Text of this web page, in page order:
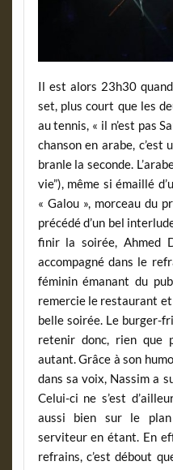
Il est alors 23h30
set, plus court que les
au tennis, « il n’est pas
chanson en arabe, c’est
branle la seconde.
vie”), même si émaillé
« Galou », morceau du
précédé d’un bel
finir la soirée, Ahmed
accompagné dans le
féminin émanant du
remercie le restaurant et
belle soirée. Le burger-
retenir donc, rien que
autant. Grâce à son
dans sa voix, Nassim a
Celui-ci ne s’est
aussi bien sur le
serviteur en étant. En
refrains, c’est débout